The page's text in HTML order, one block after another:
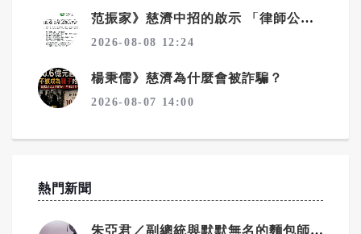
范振家》慈濟中招的啟示 「律師公會前理事長」這種專業人士騙局更厲害
2026-08-08 12:24
楊秉儒》慈濟為什麼會被詐騙？
2026-08-07 14:00
熱門新聞
朱亞君／副總統與默默無名的麵包師傅